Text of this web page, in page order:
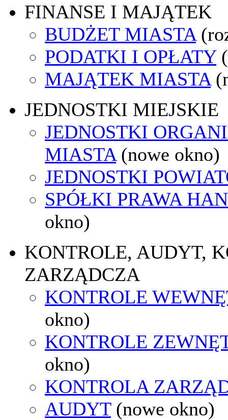
FINANSE I MAJĄTEK
BUDŻET MIASTA
PODATKI I OPŁATY
MAJĄTEK MIASTA
JEDNOSTKI MIEJSKIE
JEDNOSTKI
MIASTA (nowe okno)
JEDNOSTKI
SPÓŁKI PRAWA
okno)
KONTROLE, AUDYT,
ZARZĄDCZA
KONTROLE
okno)
KONTROLE
okno)
KONTROLA
AUDYT (nowe okno)